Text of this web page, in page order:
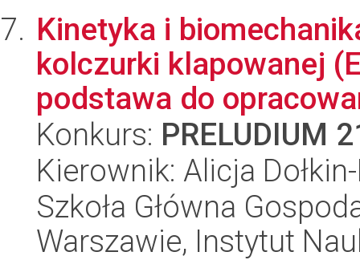
Kinetyka i
kolczurki klapowanej
podstawa do
Konkurs: PRELUDIUM
Kierownik: Alicja
Szkoła Główna
Warszawie, Instytut